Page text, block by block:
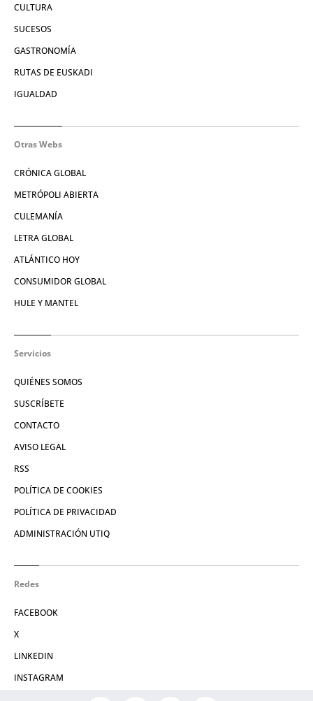
CULTURA
SUCESOS
GASTRONOMÍA
RUTAS DE EUSKADI
IGUALDAD
Otras Webs
CRÓNICA GLOBAL
METRÓPOLI ABIERTA
CULEMANÍA
LETRA GLOBAL
ATLÁNTICO HOY
CONSUMIDOR GLOBAL
HULE Y MANTEL
Servicios
QUIÉNES SOMOS
SUSCRÍBETE
CONTACTO
AVISO LEGAL
RSS
POLÍTICA DE COOKIES
POLÍTICA DE PRIVACIDAD
ADMINISTRACIÓN UTIQ
Redes
FACEBOOK
X
LINKEDIN
INSTAGRAM